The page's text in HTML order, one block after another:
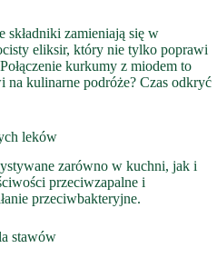
składniki zamieniają się w
eliksir, który nie tylko poprawi
kurkumy z miodem to
na kulinarne podróże? Czas odkryć
leków
zarówno w kuchni, jak i
przeciwzapalne i
przeciwbakteryjne.
stawów